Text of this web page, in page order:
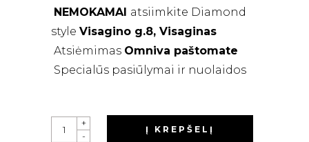
NEMOKAMAI atsiimkite Diamond
style Visagino g.8, Visaginas
Atsiėmimas Omniva paštomate
Specialūs pasiūlymai ir nuolaidos
QUANTITY
-
+
Į KREPŠELĮ